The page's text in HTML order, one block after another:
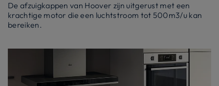
De afzuigkappen van Hoover zijn uitgerust met een
krachtige motor die een luchtstroom tot 500m3/u kan
bereiken.